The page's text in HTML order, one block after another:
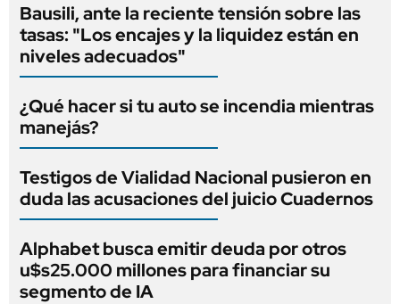
Bausili, ante la reciente tensión sobre las
tasas: "Los encajes y la liquidez están en
niveles adecuados"
¿Qué hacer si tu auto se incendia mientras
manejás?
Testigos de Vialidad Nacional pusieron en
duda las acusaciones del juicio Cuadernos
Alphabet busca emitir deuda por otros
u$s25.000 millones para financiar su
segmento de IA